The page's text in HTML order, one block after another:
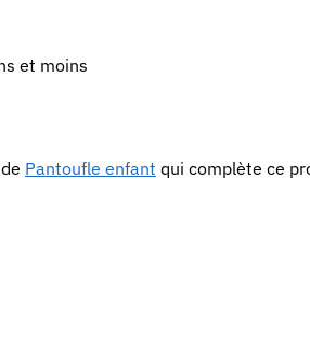
et moins
Pantoufle enfant qui complète ce